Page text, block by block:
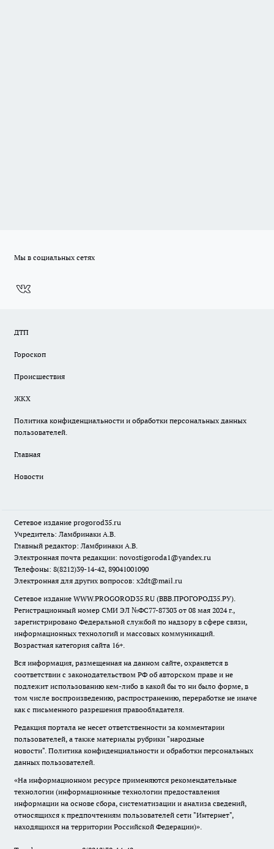
Мы в социальных сетях
ДТП
Гороскоп
Происшествия
ЖКХ
Политика конфиденциальности и обработки персональных данных
пользователей.
Главная
Новости
Сетевое издание progorod35.ru
Учредитель: Ламбринаки А.В.
Главный редактор: Ламбринаки А.В.
Электронная почта редакции: novostigoroda1@yandex.ru
Телефоны: 8(8212)39-14-42, 89041001090
Электронная для других вопросов: x2dt@mail.ru
Сетевое издание WWW.PROGOROD35.RU (ВВВ.ПРОГОРОД35.РУ).
Регистрационный номер СМИ ЭЛ №ФС77-87303 от 08 мая 2024 г.,
зарегистрировано Федеральной службой по надзору в сфере связи,
информационных технологий и массовых коммуникаций.
Возрастная категория сайта 16+.
Вся информация, размещенная на данном сайте, охраняется в
соответствии с законодательством РФ об авторском праве и не
подлежит использованию кем-либо в какой бы то ни было форме, в
том числе воспроизведению, распространению, переработке не иначе
как с письменного разрешения правообладателя.
Редакция портала не несет ответственности за комментарии
пользователей, а также материалы рубрики "народные
новости". Политика конфиденциальности и обработки персональных
данных пользователей.
«На информационном ресурсе применяются рекомендательные
технологии (информационные технологии предоставления
информации на основе сбора, систематизации и анализа сведений,
относящихся к предпочтениям пользователей сети "Интернет",
находящихся на территории Российской Федерации)».